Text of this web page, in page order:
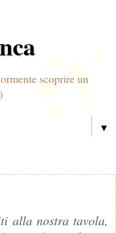
scoprire un
▼
alla nostra tavola,